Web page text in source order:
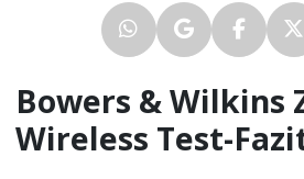
Bowers & Wilkins
Wireless Test-